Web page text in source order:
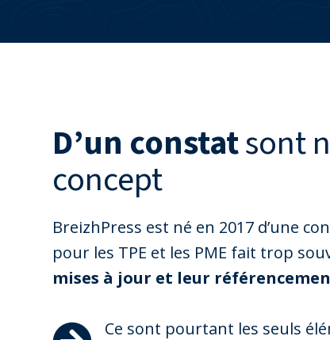
D’un constatsont
concept
BreizhPress est né en 2017 d’une
pour les TPE et les PME fait trop
mises à jour et leur
Ce sont pourtant les seuls